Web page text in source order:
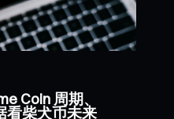
Coin 周期、
看柴犬币未来